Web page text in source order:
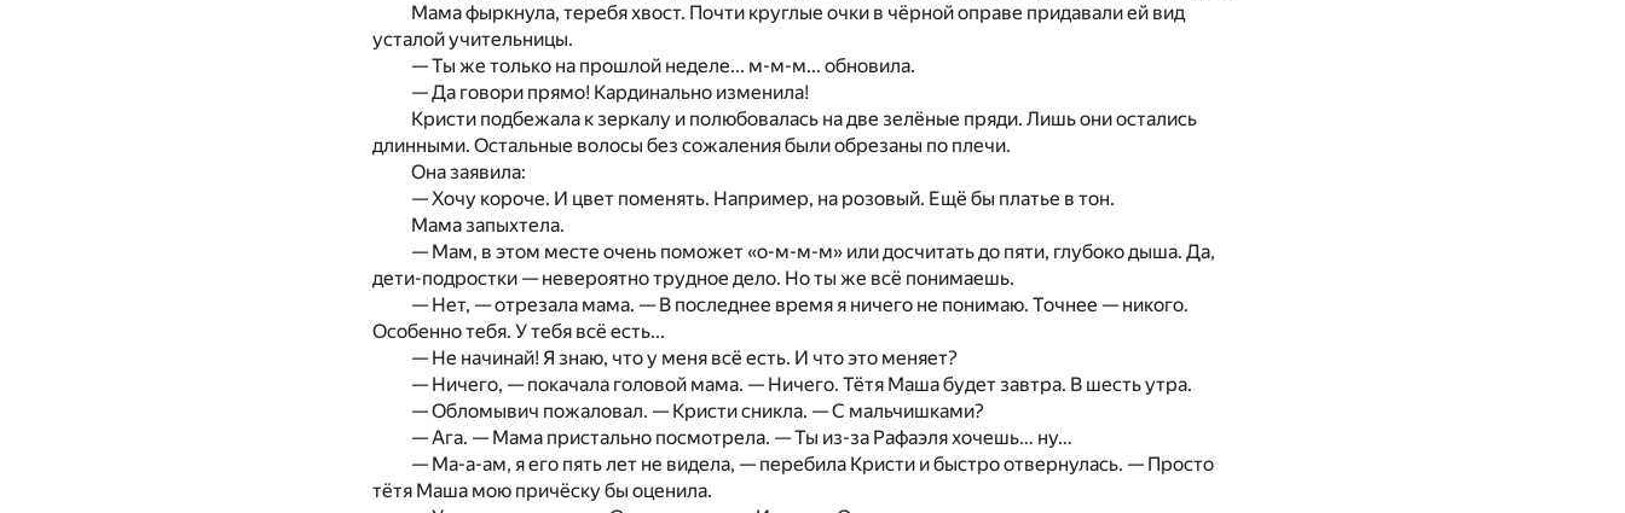
Мама фыркнула, теребя хвост. Почти круглые очки в чёрной оправе придавали ей вид
усталой учительницы.
—Ты же только на прошлой неделе... м-м-м... обновила.
—Да говори прямо! Кардинально изменила!
Кристи подбежала к зеркалу и полюбовалась надве зелёные пряди. Лишь они остались
длинными. Остальные волосы без сожаления были обрезаны по плечи.
Она заявила:
— Хочу короче. И цвет поменять. Например, на розовый. Ещё бы платье в тон.
Мама запыхтела.
— Мам, в этом месте очень поможет «о-м-м-м» или досчитатьдо пяти, глубоко дыша. Да,
дети-подростки — невероятно трудное дело. Но ты же всё понимаешь.
— Нет, —отрезала мама. — В последнее времяя ничего не понимаю. Точнее — никого.
Особенно тебя. Утебя всё есть...
— Не начинай! Я знаю, чтоу меня всё есть. И что это меняет?
— Ничего, — покачала головой мама. — Ничего. Тётя Маша будет завтра. В шесть утра.
— Обломывич пожаловал. — Кристи сникла. —С мальчишками?
— Ага. — Мама пристально посмотрела. —Ты из-за Рафаэля хочешь… ну…
— Ма-а-ам, яего пять лет не видела, — перебила Кристи ибыстро отвернулась. — Просто
тётя Маша мою причёску бы оценила.